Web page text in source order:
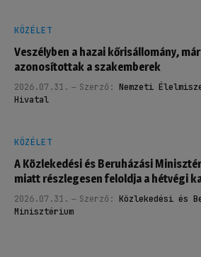
KÖZÉLET
Veszélyben a hazai kőrisállomány,
azonosítottak a szakemberek
2026.07.31. Szerző: Nemzeti
Hivatal
KÖZÉLET
A Közlekedési és Beruházási
miatt részlegesen feloldja a hétvégi
2026.07.31. Szerző: Közlekedési és
Minisztérium